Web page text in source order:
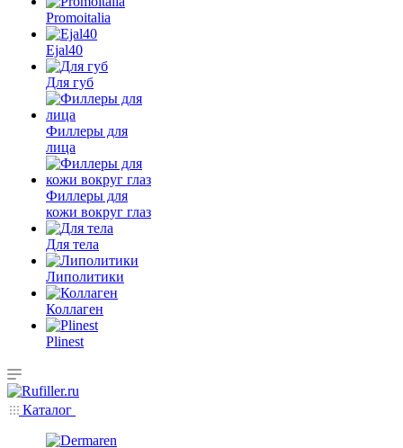
Promoitalia
Ejal40
Для губ
Филлеры для
лица
Филлеры для
кожи вокруг глаз
Для тела
Липолитики
Коллаген
Plinest
Каталог